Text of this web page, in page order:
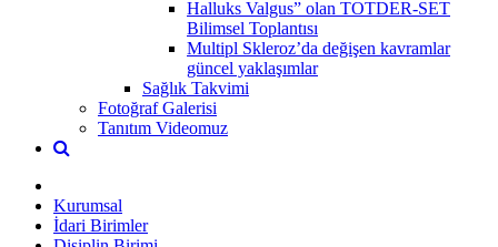
Halluks Valgus” olan TOTDER-SET
Bilimsel Toplantısı
Multipl Skleroz’da değişen kavramlar
güncel yaklaşımlar
Sağlık Takvimi
Fotoğraf Galerisi
Tanıtım Videomuz
Kurumsal
İdari Birimler